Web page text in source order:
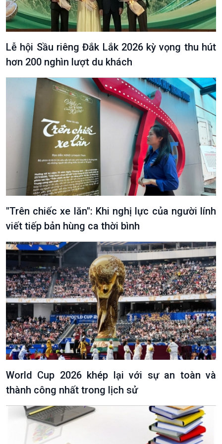
Văn hoá & Du lịch
Tin Văn hoá & Du lịch
Chát với người nổi tiếng
Câu chuyện Thể thao
Multimedia
Ảnh
Video
Infographic
Lễ hội Sầu riêng Đắk Lắk 2026 kỳ vọng thu hút
hơn 200 nghìn lượt du khách
"Trên chiếc xe lăn": Khi nghị lực của người lính
viết tiếp bản hùng ca thời bình
World Cup 2026 khép lại với sự an toàn và
thành công nhất trong lịch sử